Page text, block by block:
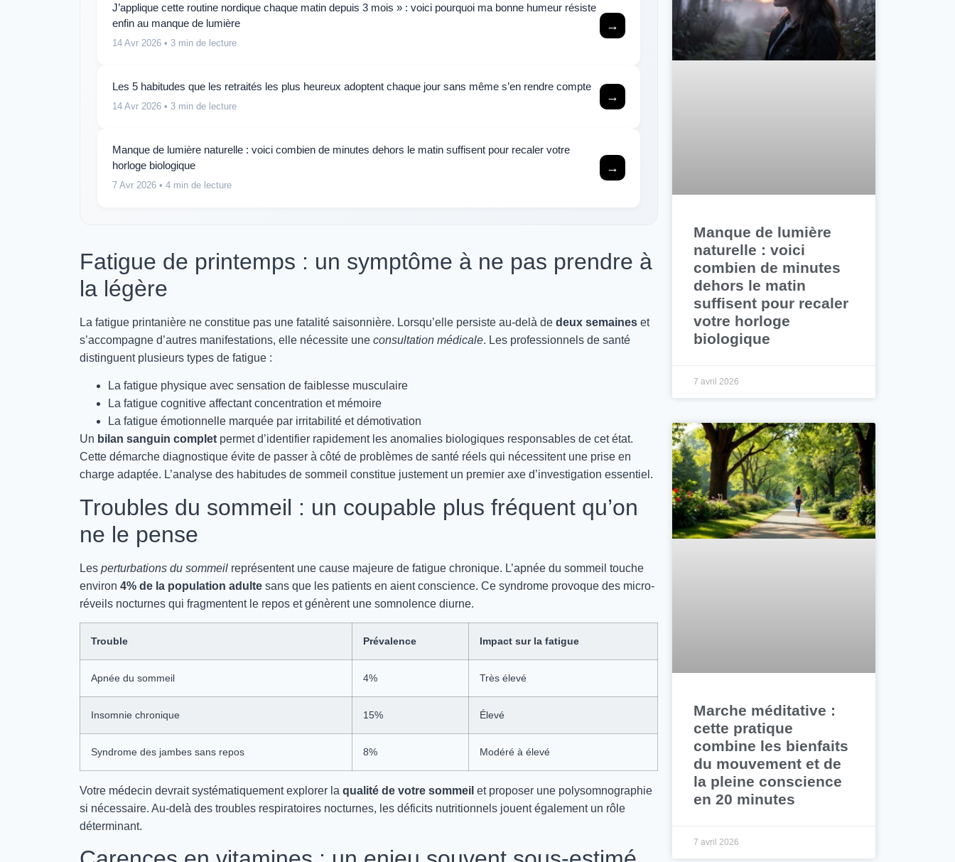
Manque de lumière
naturelle : voici
combien de minutes
dehors le matin
suffisent pour recaler
votre horloge
biologique
7 avril 2026
Marche méditative :
cette pratique
combine les bienfaits
du mouvement et de
la pleine conscience
en 20 minutes
7 avril 2026
J’applique cette routine nordique chaque matin depuis 3 mois » : voici pourquoi ma bonne humeur résiste
enfin au manque de lumière
14 Avr 2026 • 3 min de lecture
→
Les 5 habitudes que les retraités les plus heureux adoptent chaque jour sans même s’en rendre compte
14 Avr 2026 • 3 min de lecture
→
Manque de lumière naturelle : voici combien de minutes dehors le matin suffisent pour recaler votre
horloge biologique
7 Avr 2026 • 4 min de lecture
→
Fatigue de printemps : un symptôme à ne pas prendre à
la légère
La fatigue printanière ne constitue pas une fatalité saisonnière. Lorsqu’elle persiste au-delà de deux semaines et
s’accompagne d’autres manifestations, elle nécessite une consultation médicale. Les professionnels de santé
distinguent plusieurs types de fatigue :
La fatigue physique avec sensation de faiblesse musculaire
La fatigue cognitive affectant concentration et mémoire
La fatigue émotionnelle marquée par irritabilité et démotivation
Un bilan sanguin complet permet d’identifier rapidement les anomalies biologiques responsables de cet état.
Cette démarche diagnostique évite de passer à côté de problèmes de santé réels qui nécessitent une prise en
charge adaptée. L’analyse des habitudes de sommeil constitue justement un premier axe d’investigation essentiel.
Troubles du sommeil : un coupable plus fréquent qu’on
ne le pense
Les perturbations du sommeil représentent une cause majeure de fatigue chronique. L’apnée du sommeil touche
environ 4% de la population adulte sans que les patients en aient conscience. Ce syndrome provoque des micro-
réveils nocturnes qui fragmentent le repos et génèrent une somnolence diurne.
Trouble Prévalence Impact sur la fatigue
Apnée du sommeil 4% Très élevé
Insomnie chronique 15% Élevé
Syndrome des jambes sans repos 8% Modéré à élevé
Votre médecin devrait systématiquement explorer la qualité de votre sommeil et proposer une polysomnographie
si nécessaire. Au-delà des troubles respiratoires nocturnes, les déficits nutritionnels jouent également un rôle
déterminant.